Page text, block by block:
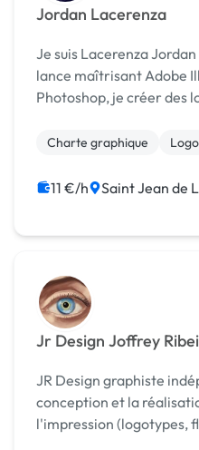
Jordan Lacerenza
Je suis Lacerenza
lance maîtrisant Adobe
Photoshop, je créer des
Charte graphique Logo
11 €/h Saint Jean de
Jr Design Joffrey
JR Design graphiste
conception et la
l'impression (logotypes,